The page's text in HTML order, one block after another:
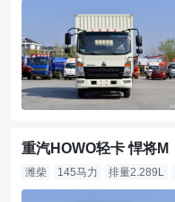
重汽HOWO轻卡 悍将M
潍柴 145马力 排量2.289L